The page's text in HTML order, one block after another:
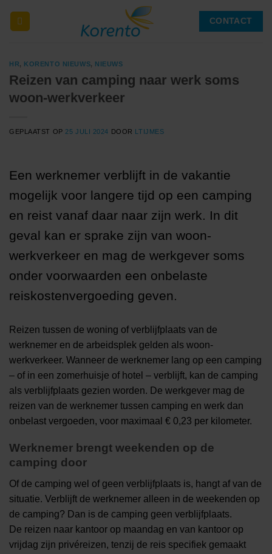
naar
CONTACT
HR, KORENTO NIEUWS, NIEUWS
Reizen van camping naar werk soms
woon-werkverkeer
GEPLAATST OP 25 JULI 2024 DOOR LTIJMES
Een werknemer verblijft in de vakantie
mogelijk voor langere tijd op een camping
en reist vanaf daar naar zijn werk. In dit
geval kan er sprake zijn van woon-
werkverkeer en mag de werkgever soms
onder voorwaarden een onbelaste
reiskostenvergoeding geven.
Reizen tussen de woning of verblijfplaats van de
werknemer en de arbeidsplek gelden als woon-
werkverkeer. Wanneer de werknemer lang op een camping
– of in een zomerhuisje of hotel – verblijft, kan de camping
als verblijfplaats gezien worden. De werkgever mag de
reizen van de werknemer tussen camping en werk dan
onbelast vergoeden, voor maximaal € 0,23 per kilometer.
Werknemer brengt weekenden op de
camping door
Of de camping wel of geen verblijfplaats is, hangt af van de
situatie. Verblijft de werknemer alleen in de weekenden op
de camping? Dan is de camping geen verblijfplaats.
De reizen naar kantoor op maandag en van kantoor op
vrijdag zijn privéreizen, tenzij de reis specifiek gemaakt